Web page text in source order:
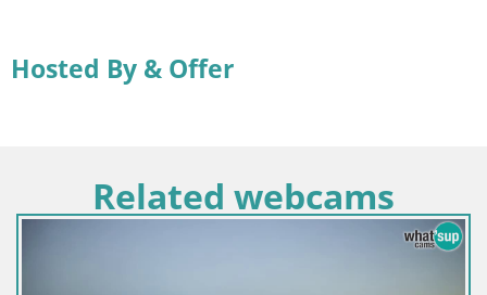
Hosted By & Offer
Related webcams